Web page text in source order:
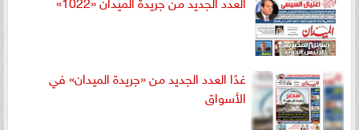
غدًا العدد الجديد من «جريدة الميدان» في
الأسواق